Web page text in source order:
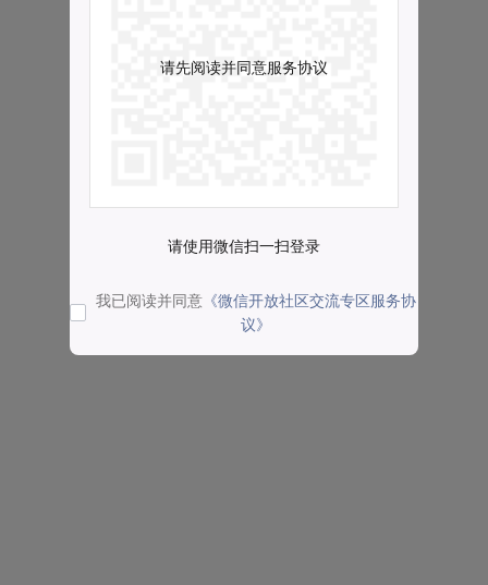
请先阅读并同意服务协议
请使用微信扫一扫登录
我已阅读并同意 《微信开放社区交流专区服务协
议》